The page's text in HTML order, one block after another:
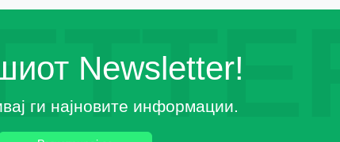
Newsletter!
ги најновите информации.